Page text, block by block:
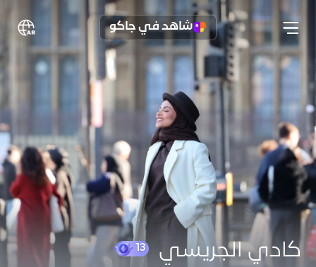
شاهد في جاكو
كادي الجريسي